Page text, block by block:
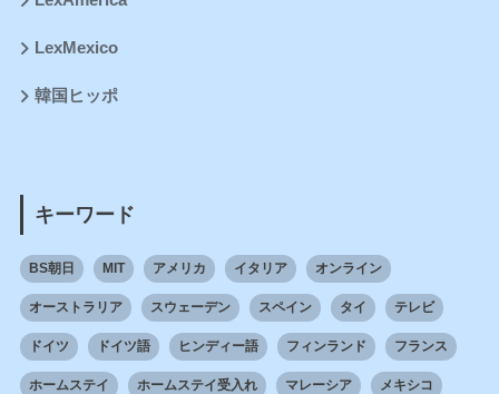
LexMexico
韓国ヒッポ
キーワード
BS朝日 MIT アメリカ イタリア オンライン
オーストラリア スウェーデン スペイン タイ テレビ
ドイツ ドイツ語 ヒンディー語 フィンランド フランス
ホームステイ ホームステイ受入れ マレーシア メキシコ